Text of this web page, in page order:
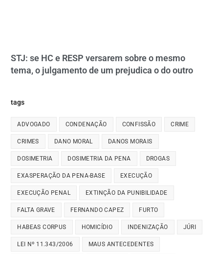
STJ: se HC e RESP versarem sobre o mesmo
tema, o julgamento de um prejudica o do outro
tags
ADVOGADO CONDENAÇÃO CONFISSÃO CRIME
CRIMES DANO MORAL DANOS MORAIS
DOSIMETRIA DOSIMETRIA DA PENA DROGAS
EXASPERAÇÃO DA PENA-BASE EXECUÇÃO
EXECUÇÃO PENAL EXTINÇÃO DA PUNIBILIDADE
FALTA GRAVE FERNANDO CAPEZ FURTO
HABEAS CORPUS HOMICÍDIO INDENIZAÇÃO JÚRI
LEI Nº 11.343/2006 MAUS ANTECEDENTES